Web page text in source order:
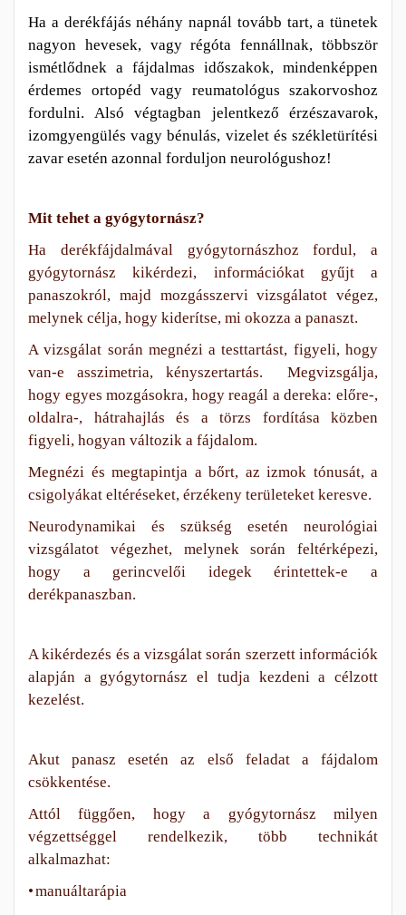
Ha a derékfájás néhány napnál tovább tart, a tünetek
nagyon hevesek, vagy régóta fennállnak, többször
ismétlődnek a fájdalmas időszakok, mindenképpen
érdemes ortopéd vagy reumatológus szakorvoshoz
fordulni. Alsó végtagban jelentkező érzészavarok,
izomgyengülés vagy bénulás, vizelet és székletürítési
zavar esetén azonnal forduljon neurológushoz!
Mit tehet a gyógytornász?
Ha derékfájdalmával gyógytornászhoz fordul, a
gyógytornász kikérdezi, információkat gyűjt a
panaszokról, majd mozgásszervi vizsgálatot végez,
melynek célja, hogy kiderítse, mi okozza a panaszt.
A vizsgálat során megnézi a testtartást, figyeli, hogy
van-e asszimetria, kényszertartás. Megvizsgálja,
hogy egyes mozgásokra, hogy reagál a dereka: előre-,
oldalra-, hátrahajlás és a törzs fordítása közben
figyeli, hogyan változik a fájdalom.
Megnézi és megtapintja a bőrt, az izmok tónusát, a
csigolyákat eltéréseket, érzékeny területeket keresve.
Neurodynamikai és szükség esetén neurológiai
vizsgálatot végezhet, melynek során feltérképezi,
hogy a gerincvelői idegek érintettek-e a
derékpanaszban.
A kikérdezés és a vizsgálat során szerzett információk
alapján a gyógytornász el tudja kezdeni a célzott
kezelést.
Akut panasz esetén az első feladat a fájdalom
csökkentése.
Attól függően, hogy a gyógytornász milyen
végzettséggel rendelkezik, több technikát
alkalmazhat:
•manuáltarápia